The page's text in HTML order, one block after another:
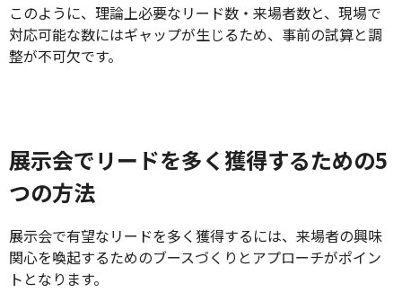
このように、理論上必要なリード数・来場者数と、現場で
対応可能な数にはギャップが生じるため、事前の試算と調
整が不可欠です。
展示会でリードを多く獲得するための5
つの方法
展示会で有望なリードを多く獲得するには、来場者の興味
関心を喚起するためのブースづくりとアプローチがポイン
トとなります。